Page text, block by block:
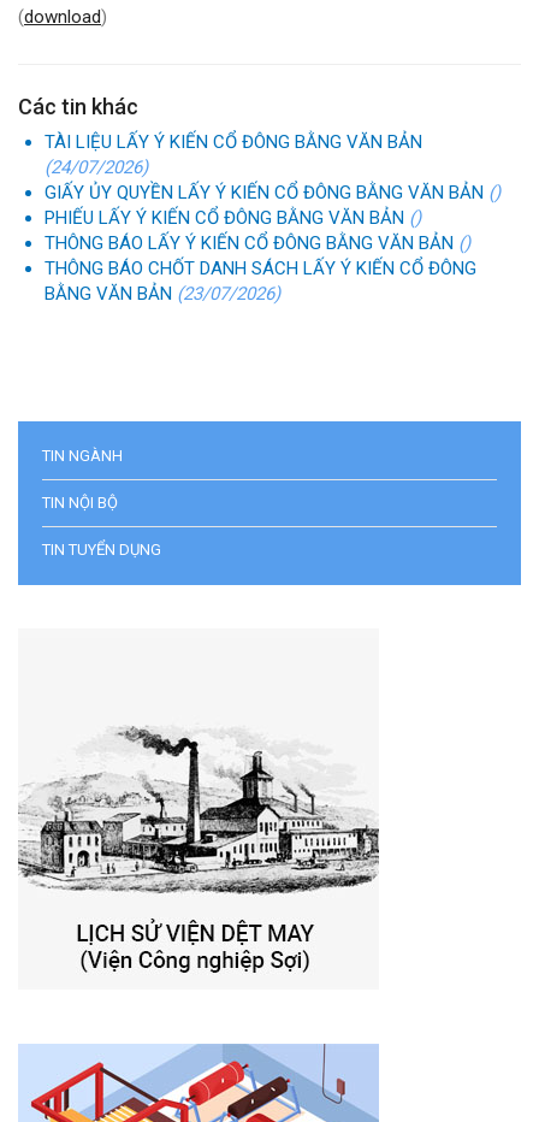
(download)
Các tin khác
TÀI LIỆU LẤY Ý KIẾN CỔ ĐÔNG BẰNG VĂN BẢN
(24/07/2026)
GIẤY ỦY QUYỀN LẤY Ý KIẾN CỔ ĐÔNG BẰNG VĂN BẢN ()
PHIẾU LẤY Ý KIẾN CỔ ĐÔNG BẰNG VĂN BẢN ()
THÔNG BÁO LẤY Ý KIẾN CỔ ĐÔNG BẰNG VĂN BẢN ()
THÔNG BÁO CHỐT DANH SÁCH LẤY Ý KIẾN CỔ ĐÔNG
BẰNG VĂN BẢN (23/07/2026)
TIN NGÀNH
TIN NỘI BỘ
TIN TUYỂN DỤNG